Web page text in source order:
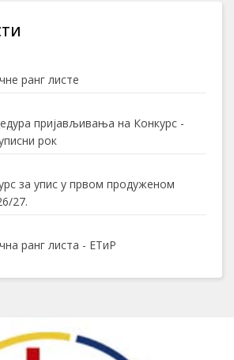
ранг листе
пријављивања на Конкурс -
рок
за упис у првом продуженом
27.
ранг листа - ЕТиР